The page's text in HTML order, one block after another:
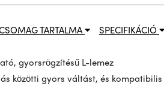
SPECIFIKÁCIÓ
TARTALMA
gyorsrögzítésű L-lemez
közötti gyors váltást, és kompatibilis